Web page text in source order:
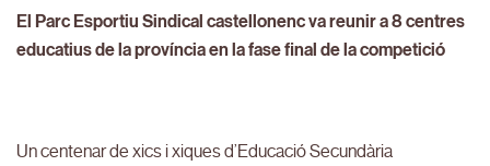
El Parc Esportiu Sindical castellonenc va reunir a 8 centres
educatius de la província en la fase final de la competició
Un centenar de xics i xiques d’Educació Secundària